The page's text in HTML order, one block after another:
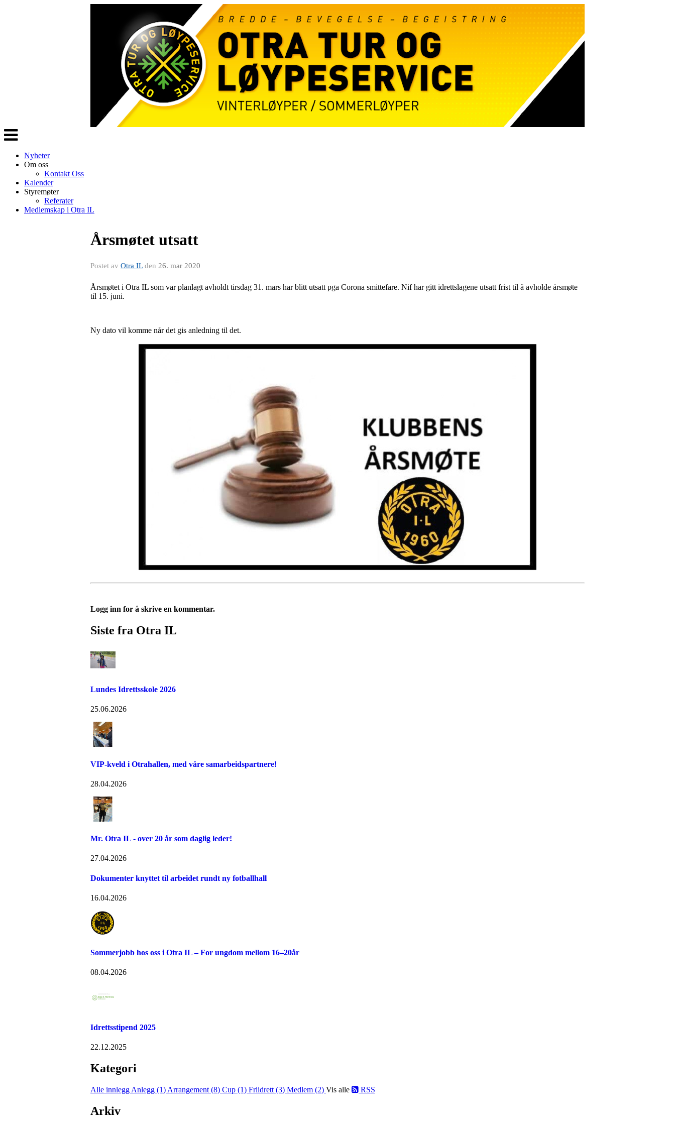
Veksle
navigasjon
Nyheter
Om oss
Kontakt Oss
Kalender
Styremøter
Referater
Medlemskap i Otra IL
Årsmøtet utsatt
Postet av Otra ILden 26. mar 2020
Årsmøtet i Otra IL som var planlagt avholdt tirsdag 31. mars har blitt utsatt pga Corona smittefare. Nif har gitt idrettslagene utsatt frist til å avholde årsmøte
til 15. juni.
Ny dato vil komme når det gis anledning til det.
Logg inn for å skrive en kommentar.
Siste fra Otra IL
Lundes Idrettsskole 2026
25.06.2026
VIP-kveld i Otrahallen, med våre samarbeidspartnere!
28.04.2026
Mr. Otra IL - over 20 år som daglig leder!
27.04.2026
Dokumenter knyttet til arbeidet rundt ny fotballhall
16.04.2026
Sommerjobb hos oss i Otra IL – For ungdom mellom 16–20år
08.04.2026
Idrettsstipend 2025
22.12.2025
Kategori
Alle innlegg Anlegg (1) Arrangement (8) Cup (1) Friidrett (3) Medlem (2) Vis alle RSS
Arkiv